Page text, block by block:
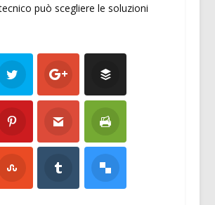
può scegliere le soluzioni